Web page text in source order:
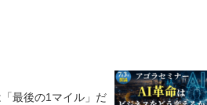
最後の1マイル」だ